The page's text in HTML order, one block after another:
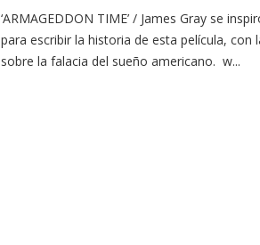
‘ARMAGEDDON TIME’ / James Gray se
para escribir la historia de esta película, con
sobre la falacia del sueño americano. w...